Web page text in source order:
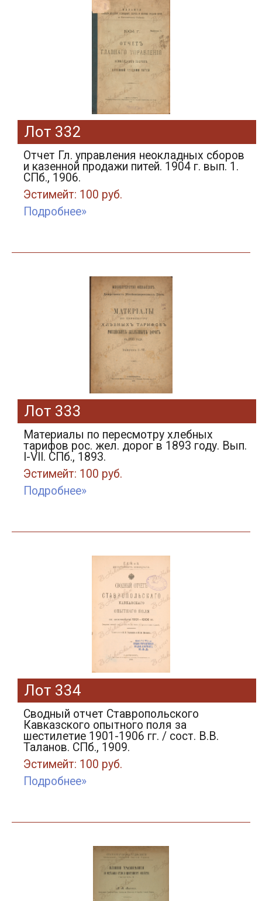
Лот 332
Отчет Гл. управления неокладных сборов
и казенной продажи питей. 1904 г. вып. 1.
СПб., 1906.
Эстимейт: 100 руб.
Подробнее»
Лот 333
Материалы по пересмотру хлебных
тарифов рос. жел. дорог в 1893 году. Вып.
I-VII. СПб., 1893.
Эстимейт: 100 руб.
Подробнее»
Лот 334
Сводный отчет Ставропольского
Кавказского опытного поля за
шестилетие 1901-1906 гг. / сост. В.В.
Таланов. СПб., 1909.
Эстимейт: 100 руб.
Подробнее»